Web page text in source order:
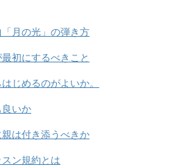
「月の光」の弾き方
初にするべきこと
じめるのがよいか。
良いか
は付き添うべきか
ン規約とは